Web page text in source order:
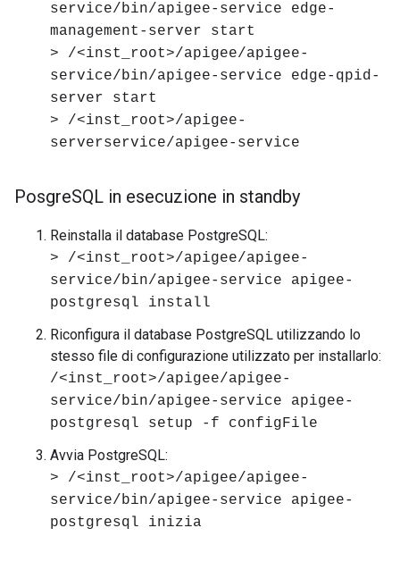
service/bin/apigee-service edge-
management-server start
> /<inst_root>/apigee/apigee-
service/bin/apigee-service edge-qpid-
server start
> /<inst_root>/apigee-
serverservice/apigee-service
PosgreSQL in esecuzione in standby
Reinstalla il database PostgreSQL:
> /<inst_root>/apigee/apigee-
service/bin/apigee-service apigee-
postgresql install
Riconfigura il database PostgreSQL utilizzando lo
stesso file di configurazione utilizzato per installarlo:
/<inst_root>/apigee/apigee-
service/bin/apigee-service apigee-
postgresql setup -f configFile
Avvia PostgreSQL:
> /<inst_root>/apigee/apigee-
service/bin/apigee-service apigee-
postgresql inizia